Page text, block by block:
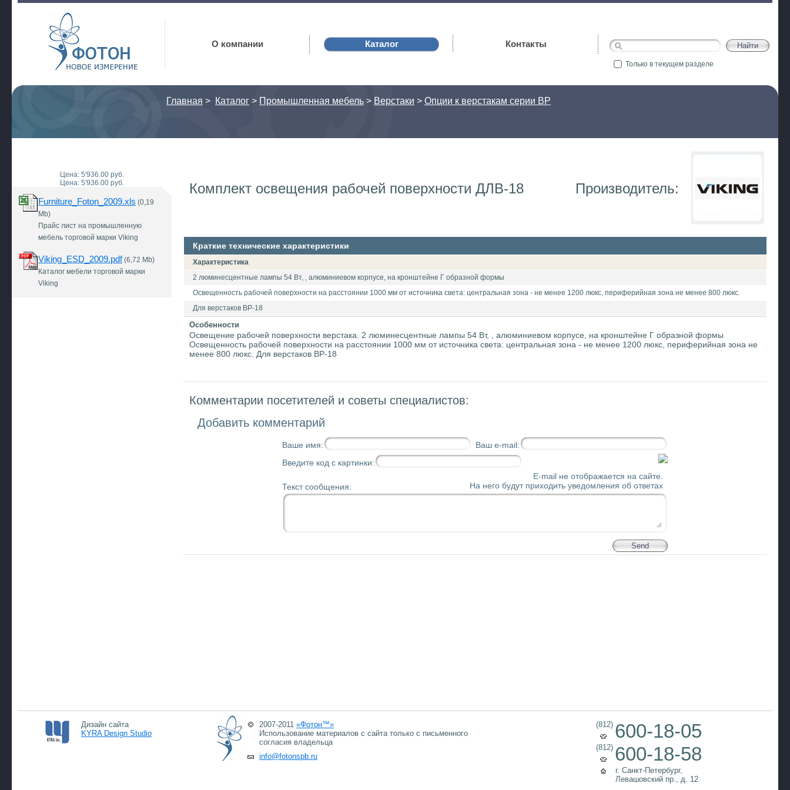
Фотон
О компании Каталог Контакты
Только в текущем разделе
Главная > Каталог > Промышленная мебель > Верстаки > Опции к верстакам серии ВР
Цена: 5'936.00 руб.
Цена: 5'936.00 руб.
Furniture_Foton_2009.xls (0,19
Mb)
Прайс лист на промышленную
мебель торговой марки Viking
Viking_ESD_2009.pdf(6,72 Mb)
Каталог мебели торговой марки
Viking
Комплект освещения рабочей поверхности ДЛВ-18 Производитель:
Краткие технические характеристики
Характеристика
2 люминесцентные лампы 54 Вт, , алюминиевом корпусе, на кронштейне Г образной формы
Освещенность рабочей поверхности на расстоянии 1000 мм от источника света: центральная зона - не менее 1200 люкс, периферийная зона не менее 800 люкс.
Для верстаков ВР-18
Особенности
Освещение рабочей поверхности верстака. 2 люминесцентные лампы 54 Вт, , алюминиевом корпусе, на кронштейне Г образной формы
Освещенность рабочей поверхности на расстоянии 1000 мм от источника света: центральная зона - не менее 1200 люкс, периферийная зона не
менее 800 люкс. Для верстаков ВР-18
Комментарии посетителей и советы специалистов:
Добавить комментарий
Ваше имя:
Ваш e-mail:
Введите код с картинки:
Текст сообщения:
E-mail не отображается на сайте.
На него будут приходить уведомления об ответах
Дизайн сайта
KYRA Design Studio
2007-2011 «Фотон™»
Использование материалов с сайта только с письменного
согласия владельца
info@fotonspb.ru
(812) 600-18-05
(812) 600-18-58
г. Санкт-Петербург,
Левашовский пр., д. 12